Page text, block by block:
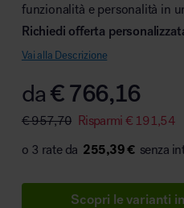
Area outdoor
funzionalità e personalità in
Richiedi offerta
Vai alla Descrizione
da€766,16
€957,70 Risparmi €191,54
255,39 €
Scopri le varianti